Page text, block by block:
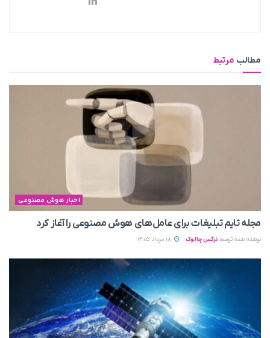
مطالب مرتبط
اخبار هوش مصنوعی
مجله تایم تبلیغات برای عامل‌های هوش مصنوعی را آغاز کرد
نوشته شده توسط نرگس چالوک